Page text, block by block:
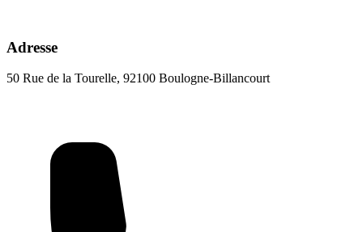
Adresse
50 Rue de la Tourelle, 92100 Boulogne-Billancourt